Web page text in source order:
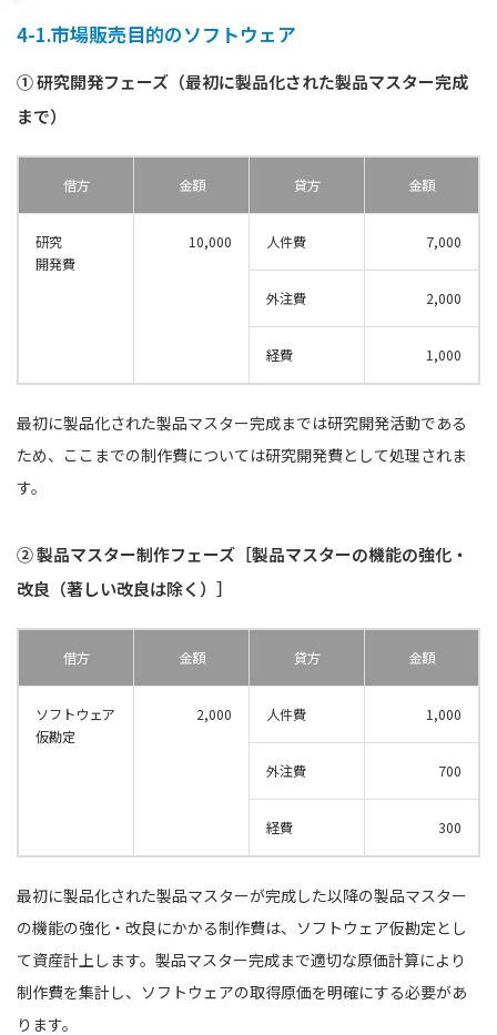
4-1.市場販売目的のソフトウェア
① 研究開発フェーズ（最初に製品化された製品マスター完成
まで）
借方 金額 貸方 金額
研究
開発費
10,000 人件費 7,000
外注費 2,000
経費 1,000
最初に製品化された製品マスター完成までは研究開発活動である
ため、ここまでの制作費については研究開発費として処理されま
す。
② 製品マスター制作フェーズ［製品マスターの機能の強化・
改良（著しい改良は除く）］
借方 金額 貸方 金額
ソフトウェア
仮勘定
2,000 人件費 1,000
外注費 700
経費 300
最初に製品化された製品マスターが完成した以降の製品マスター
の機能の強化・改良にかかる制作費は、ソフトウェア仮勘定とし
て資産計上します。製品マスター完成まで適切な原価計算により
制作費を集計し、ソフトウェアの取得原価を明確にする必要があ
ります。